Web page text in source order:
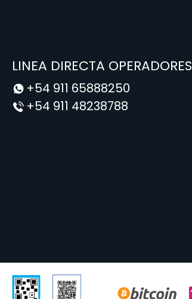
LINEA DIRECTA OPERADORES
+54 911 65888250
+54 911 48238788